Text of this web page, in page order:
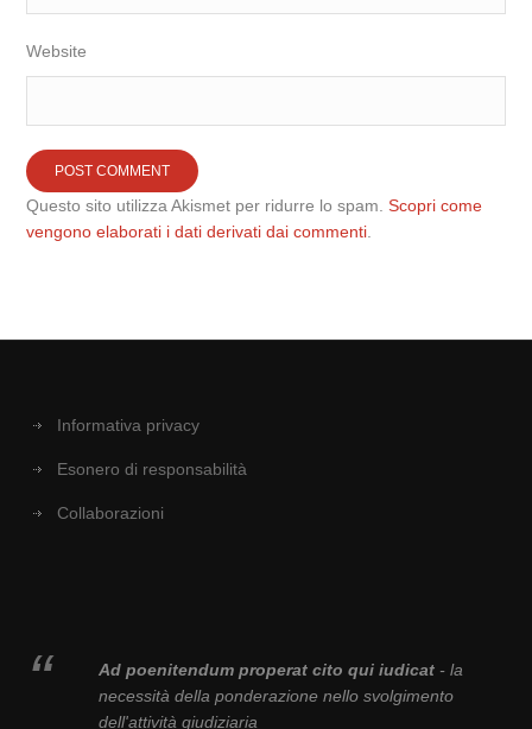
Website
Questo sito utilizza Akismet per ridurre lo spam.Scopri come
vengono elaborati i dati derivati dai commenti
Informativa privacy
Esonero di responsabilità
Collaborazioni
Ad poenitendum properat cito qui iudicat- la
necessità della ponderazione nello svolgimento
dell'attività giudiziaria